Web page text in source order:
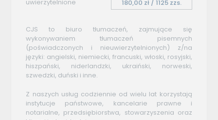
uwierzytelnione 180,00 zł / 1125 zzs.
CJS to biuro tłumaczeń, zajmujące się
wykonywaniem tłumaczeń pisemnych
(poświadczonych i nieuwierzytelnionych) z/na
języki: angielski, niemiecki, francuski, włoski, rosyjski,
hiszpański, niderlandzki, ukraiński, norweski,
szwedzki, duński i inne.
Z naszych usług codziennie od wielu lat korzystają
instytucje państwowe, kancelarie prawne i
notarialne, przedsiębiorstwa, stowarzyszenia oraz